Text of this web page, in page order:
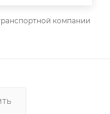
компании